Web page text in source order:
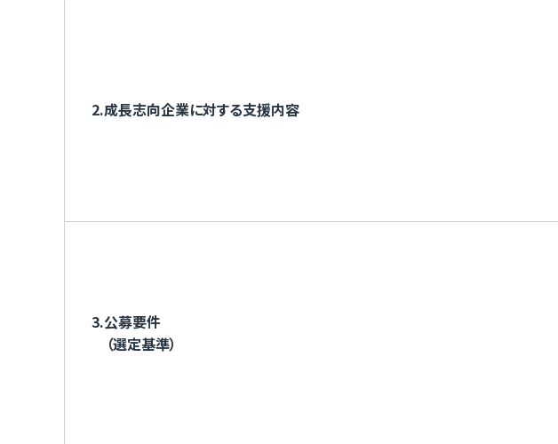
2.成長志向企業に対する支援内容
3.公募要件
（選定基準）